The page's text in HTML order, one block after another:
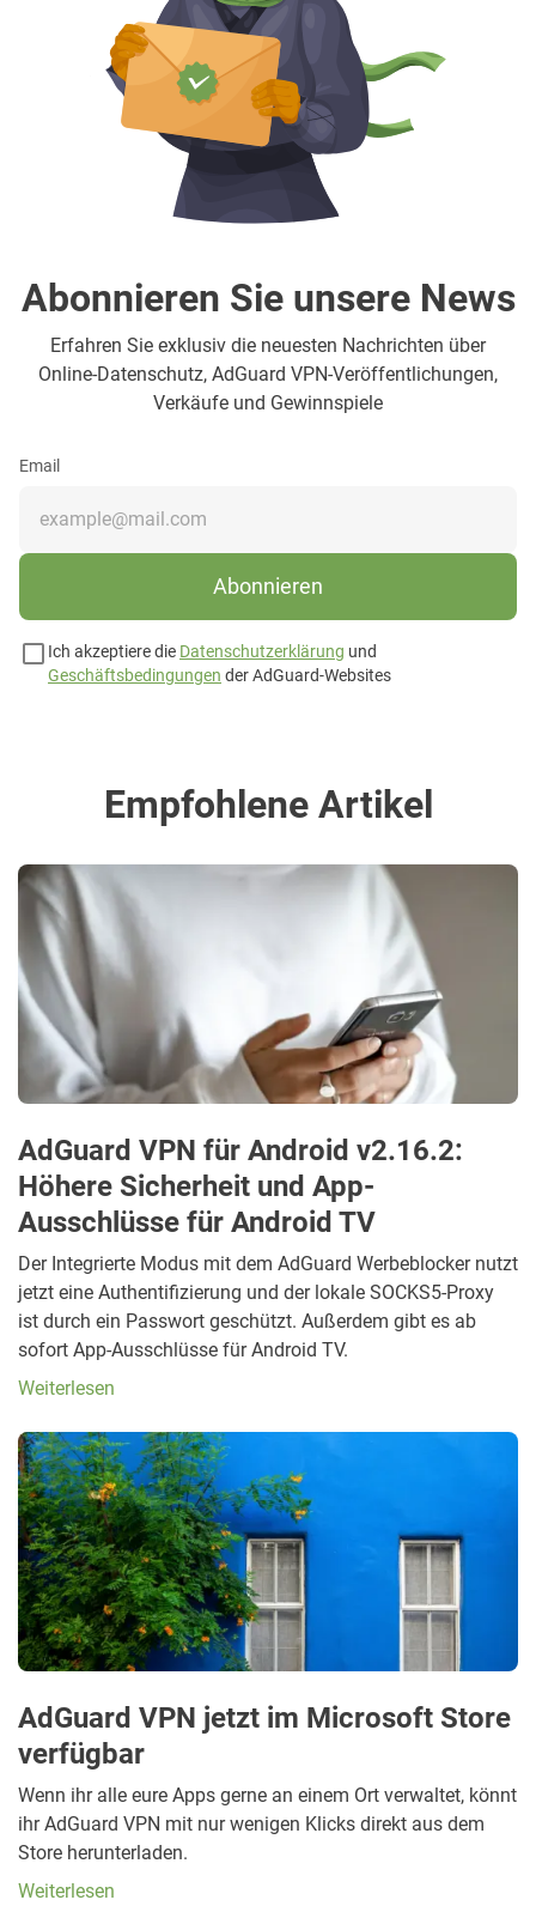
Abonnieren Sie unsere News
Erfahren Sie exklusiv die neuesten Nachrichten über
Online-Datenschutz, AdGuard VPN-Veröffentlichungen,
Verkäufe und Gewinnspiele
Email
Abonnieren
Ich akzeptiere die Datenschutzerklärung und
Geschäftsbedingungen der AdGuard-Websites
Empfohlene Artikel
AdGuard VPN für Android v2.16.2:
Höhere Sicherheit und App-
Ausschlüsse für Android TV
Der Integrierte Modus mit dem AdGuard Werbeblocker nutzt
jetzt eine Authentifizierung und der lokale SOCKS5-Proxy
ist durch ein Passwort geschützt. Außerdem gibt es ab
sofort App-Ausschlüsse für Android TV.
Weiterlesen
AdGuard VPN jetzt im Microsoft Store
verfügbar
Wenn ihr alle eure Apps gerne an einem Ort verwaltet, könnt
ihr AdGuard VPN mit nur wenigen Klicks direkt aus dem
Store herunterladen.
Weiterlesen